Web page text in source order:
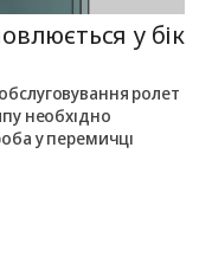
у бік
ролет
необхідно
у перемичці